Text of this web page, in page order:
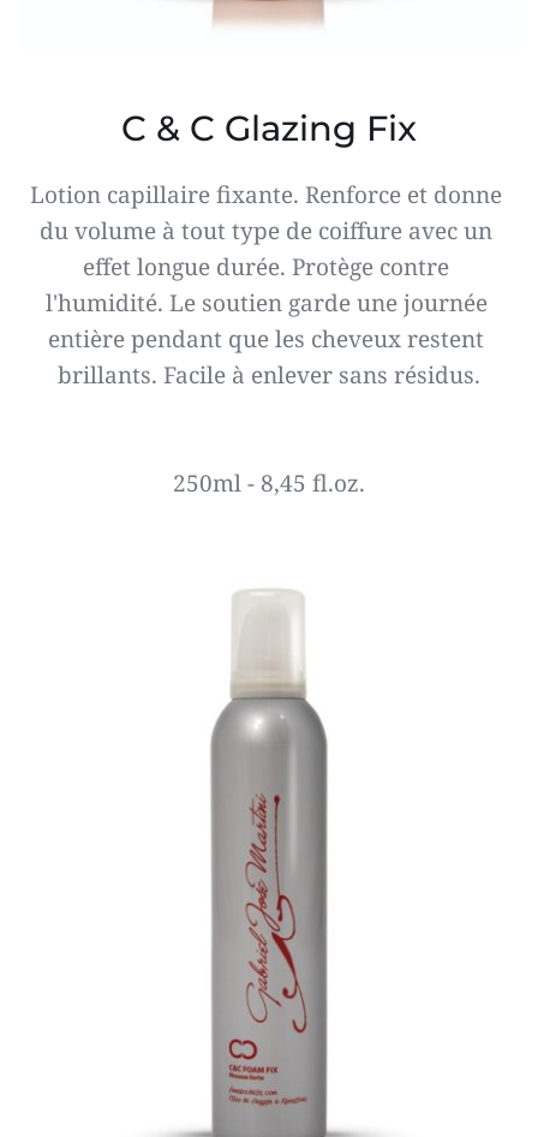
C & C Glazing Fix
Lotion capillaire fixante. Renforce et donne
du volume à tout type de coiffure avec un
effet longue durée. Protège contre
l'humidité. Le soutien garde une journée
entière pendant que les cheveux restent
brillants. Facile à enlever sans résidus.
250ml - 8,45 fl.oz.